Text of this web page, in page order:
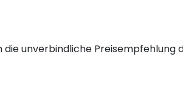
unverbindliche Preisempfehlung